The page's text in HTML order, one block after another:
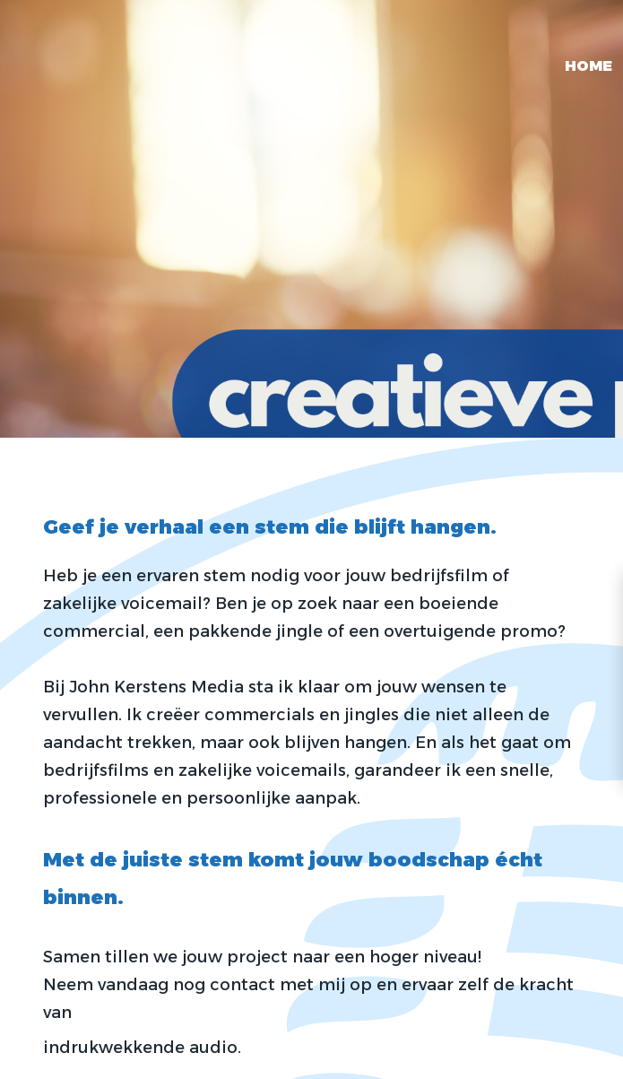
HOME
Geef je verhaal een stem die blijft hangen.
Heb je een ervaren stem nodig voor jouw bedrijfsfilm of
zakelijke voicemail? Ben je op zoek naar een boeiende
commercial, een pakkende jingle of een overtuigende promo?
Bij John Kerstens Media sta ik klaar om jouw wensen te
vervullen. Ik creëer commercials en jingles die niet alleen de
aandacht trekken, maar ook blijven hangen. En als het gaat om
bedrijfsfilms en zakelijke voicemails, garandeer ik een snelle,
professionele en persoonlijke aanpak.
Met de juiste stem komt jouw boodschap écht
binnen.
Samen tillen we jouw project naar een hoger niveau!
Neem vandaag nog contact met mij op en ervaar zelf de kracht
van
indrukwekkende audio.